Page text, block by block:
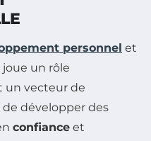
personnel et
joue un rôle
un vecteur de
développer des
confiance et